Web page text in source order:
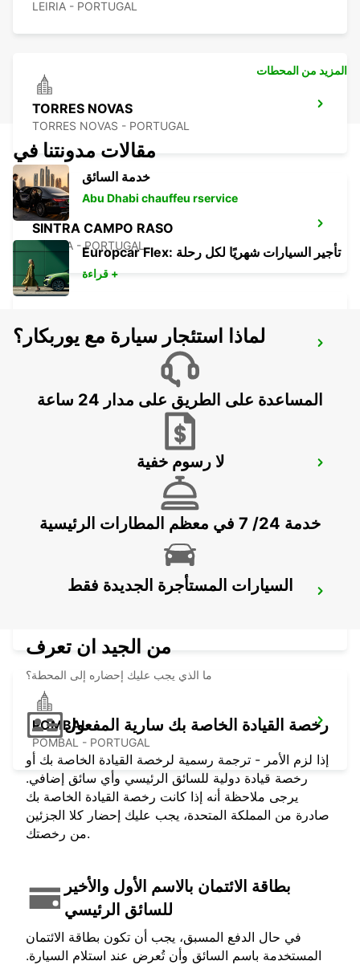
LEIRIA - PORTUGAL
TORRES NOVAS
TORRES NOVAS - PORTUGAL
SINTRA CAMPO RASO
SINTRA - PORTUGAL
LISBON PRIOR VELHO SUPERSITE
PRIOR VELHO - PORTUGAL
LISBON AIRPORT
LISBON GARE DO ORIENTE MAIN
POMBAL
POMBAL - PORTUGAL
المزيد من المحطات
مقالات مدونتنا في
خدمة السائق
Abu Dhabi chauffeu rservice
Europcar Flex: تأجير السيارات شهريًا لكل رحلة
قراءة +
لماذا استئجار سيارة مع يوربكار؟
المساعدة على الطريق على مدار 24 ساعة
لا رسوم خفية
خدمة 24/ 7 في معظم المطارات الرئيسية
السيارات المستأجرة الجديدة فقط
من الجيد ان تعرف
ما الذي يجب عليك إحضاره إلى المحطة؟
رخصة القيادة الخاصة بك سارية المفعول
إذا لزم الأمر - ترجمة رسمية لرخصة القيادة الخاصة بك أو
رخصة قيادة دولية للسائق الرئيسي وأي سائق إضافي.
يرجى ملاحظة أنه إذا كانت رخصة القيادة الخاصة بك
صادرة من المملكة المتحدة، يجب عليك إحضار كلا الجزئين
من رخصتك.
بطاقة الائتمان بالاسم الأول والأخير
للسائق الرئيسي
في حال الدفع المسبق، يجب أن تكون بطاقة الائتمان
المستخدمة باسم السائق وأن تُعرض عند استلام السيارة.